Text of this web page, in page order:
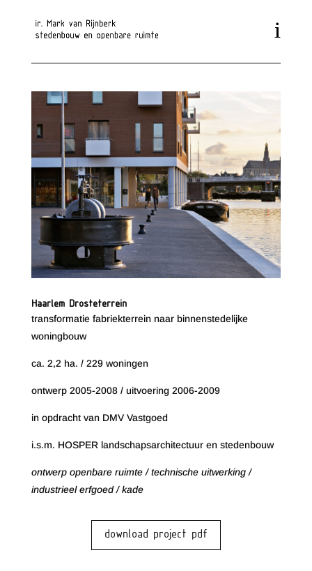
Haarlem Drosteterrein
transformatie fabriekterrein naar binnenstedelijke
woningbouw
ca. 2,2 ha. / 229 woningen
ontwerp 2005-2008 / uitvoering 2006-2009
in opdracht van DMV Vastgoed
i.s.m. HOSPER landschapsarchitectuur en stedenbouw
ontwerp openbare ruimte / technische uitwerking /
industrieel erfgoed / kade
download project pdf